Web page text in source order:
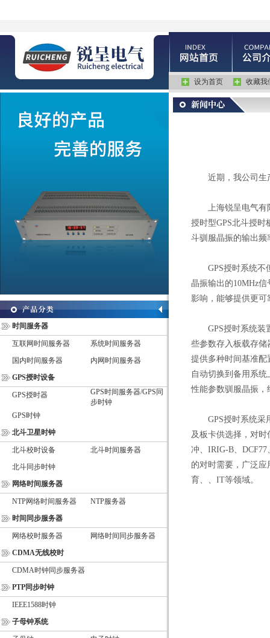
设为首页 收藏我
时间服务器
互联网时间服务器
系统时间服务器
国内时间服务器
内网时间服务器
GPS授时设备
GPS授时器
GPS时间服务器/GPS同
步时钟
GPS时钟
北斗卫星时钟
北斗校时设备
北斗时间服务器
北斗同步时钟
网络时间服务器
NTP网络时间服务器
NTP服务器
时间同步服务器
网络校时服务器
网络时间同步服务器
CDMA无线校时
CDMA时钟同步服务器
PTP同步时钟
IEEE1588时钟
子母钟系统
近期，我公司生产
上海锐呈电气有限
授时型GPS北斗授
斗驯服晶振的输出频
GPS授时系统不但
晶振输出的10MHz信
影响，能够提供更可
GPS授时系统装置
些参数存入板载存储
提供多种时间基准配
自动切换到备用系
性能参数驯服晶振，
GPS授时系统采用
及板卡供选择，对时
冲、IRIG-B、
的对时需要，广泛
育、、IT等领域。